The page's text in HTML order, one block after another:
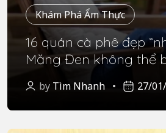
Khám Phá Ẩm Thực
16 quán cà phê đẹp
Măng Đen không thể
by Tìm Nhanh 27/